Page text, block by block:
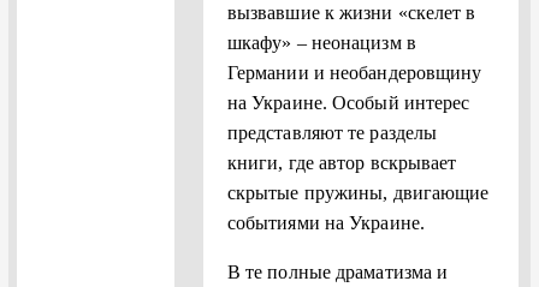
вызвавшие к жизни «скелет в
шкафу» – неонацизм в
Германии и необандеровщину
на Украине. Особый интерес
представляют те разделы
книги, где автор вскрывает
скрытые пружины, двигающие
событиями на Украине.
В те полные драматизма и